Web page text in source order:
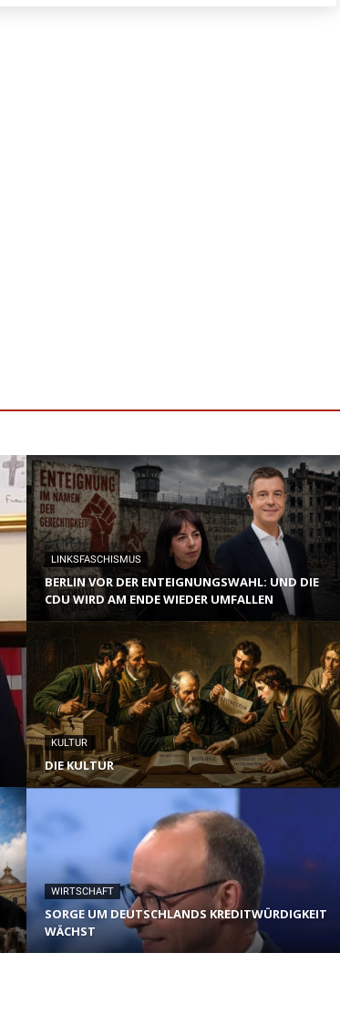
LINKSFASCHISMUS
BERLIN VOR DER ENTEIGNUNGSWAHL: UND DIE
CDU WIRD AM ENDE WIEDER UMFALLEN
KULTUR
DIE KULTUR
WIRTSCHAFT
SORGE UM DEUTSCHLANDS KREDITWÜRDIGKEIT
WÄCHST